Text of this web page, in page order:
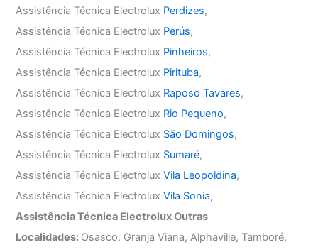
Assistência Técnica Electrolux Perdizes,
Assistência Técnica Electrolux Perús,
Assistência Técnica Electrolux Pinheiros,
Assistência Técnica Electrolux Pirituba,
Assistência Técnica Electrolux Raposo Tavares,
Assistência Técnica Electrolux Rio Pequeno,
Assistência Técnica Electrolux São Domingos,
Assistência Técnica Electrolux Sumaré,
Assistência Técnica ElectroluxVila Leopoldina,
Assistência Técnica ElectroluxVila Sonia,
Assistência Técnica Electrolux Outras
Localidades: Osasco, Granja Viana, Alphaville, Tamboré,